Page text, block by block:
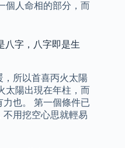
個人命相的部分，而
八字，八字即是生
所以首喜丙火太陽
太陽出現在年柱，而
力也。 第一個條件已
用挖空心思就輕易